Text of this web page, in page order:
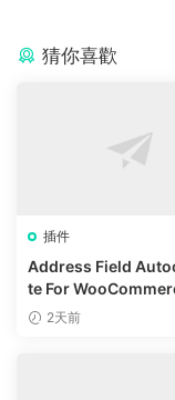
猜你喜歡
插件
Address Field
te For
2 2天前